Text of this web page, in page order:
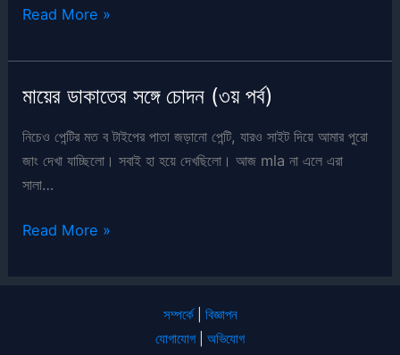
সৎ
পানিশমেন্ট
(৬ষ্ঠ
পর্ব)
Read More »
মায়ের ডাকাতের সঙ্গে চোদন (৩য় পর্ব)
নিচেও পেন্টির মত ব টাইপের পাতা জড়ানো পেন্টি, যারও সাইট দিয়ে আমার পুরো
জাং দেখা যাচ্ছিলো। সবাই হা হয়ে দেখছিলো। আজ mla না এলে এরা
সালা…
মায়ের
Read More »
সম্পর্কে| বিজ্ঞাপন
যোগাযোগ
অভিযোগ